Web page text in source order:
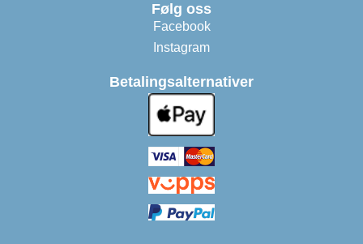
Følg oss
Facebook
Instagram
Betalingsalternativer